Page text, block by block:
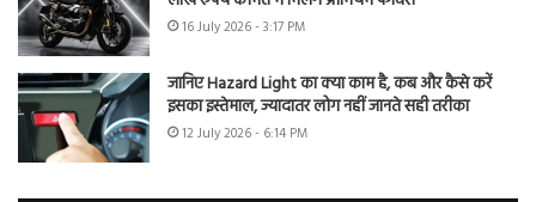
16 July 2026 - 3:17 PM
जानिए Hazard Light का क्या काम है, कब और कैसे करें
इसका इस्तेमाल, ज्यादातर लोग नहीं जानते सही तरीका
12 July 2026 - 6:14 PM